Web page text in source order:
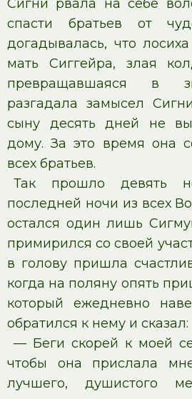
Сигни рвала на себе
спасти братьев от
догадывалась, что
мать Сиггейра, злая
превращавшаяся в
разгадала замысел
сыну десять дней не
дому. За это время она
всех братьев.
Так прошло девять
последней ночи из всех
остался один лишь
примирился со своей
в голову пришла
когда на поляну опять
который ежедневно
обратился к нему и сказал:
— Беги скорей к моей
чтобы она прислала
лучшего, душистого